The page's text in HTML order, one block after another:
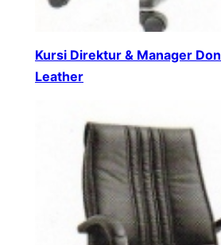
Kursi Direktur & Manager
Leather